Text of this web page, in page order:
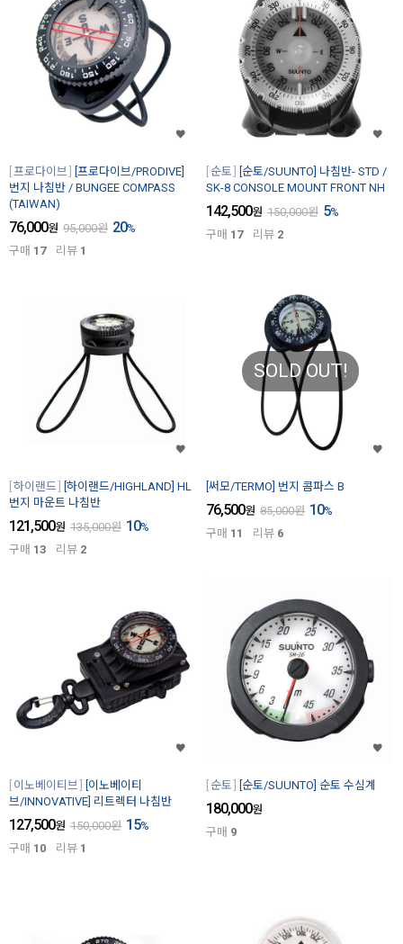
프로다이브
[프로다이브/PRODIVE]
번지 나침반 / BUNGEE COMPASS
(TAIWAN)
76,000원 95,000원 20%
구매 17 리뷰 1
순토
[순토/SUUNTO] 나침반- STD /
SK-8 CONSOLE MOUNT FRONT NH
142,500원 150,000원 5%
구매 17 리뷰 2
하이랜드
[하이랜드/HIGHLAND] HL
번지 마운트 나침반
121,500원 135,000원 10%
구매 13 리뷰 2
SOLD OUT!
[써모/TERMO] 번지 콤파스 B
76,500원 85,000원 10%
구매 11 리뷰 6
이노베이티브
[이노베이티
브/INNOVATIVE] 리트렉터 나침반
127,500원 150,000원 15%
구매 10 리뷰 1
순토 [순토/SUUNTO] 순토 수심계
180,000원
구매 9